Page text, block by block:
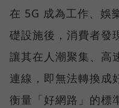
在 5G 成為工作、娛
礎設施後，消費者發
讓其在人潮聚集、高
連線，即無法轉換成
衡量「好網路」的標